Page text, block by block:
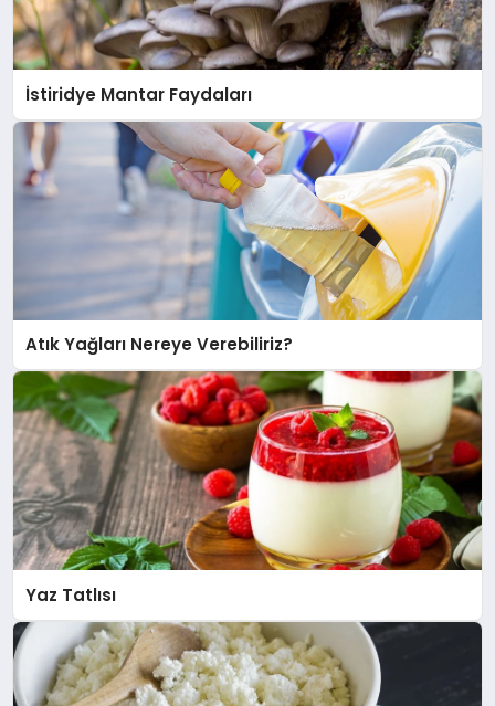
İstiridye Mantar Faydaları
Atık Yağları Nereye Verebiliriz?
Yaz Tatlısı